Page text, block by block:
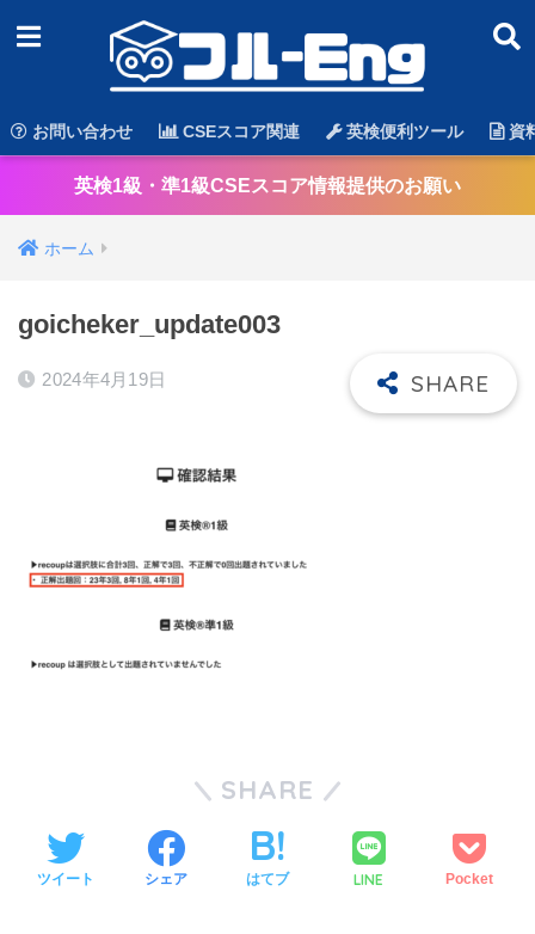
お問い合わせ CSEスコア関連 英検便利ツール 資
英検1級・準1級CSEスコア情報提供のお願い
ホーム
‎goicheker_update003
2024年4月19日
SHARE
ツイート シェア はてブ LINE Pocket